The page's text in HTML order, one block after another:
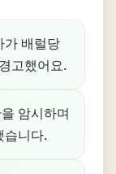
가 배럴당
고했어요.
암시하며
습니다.